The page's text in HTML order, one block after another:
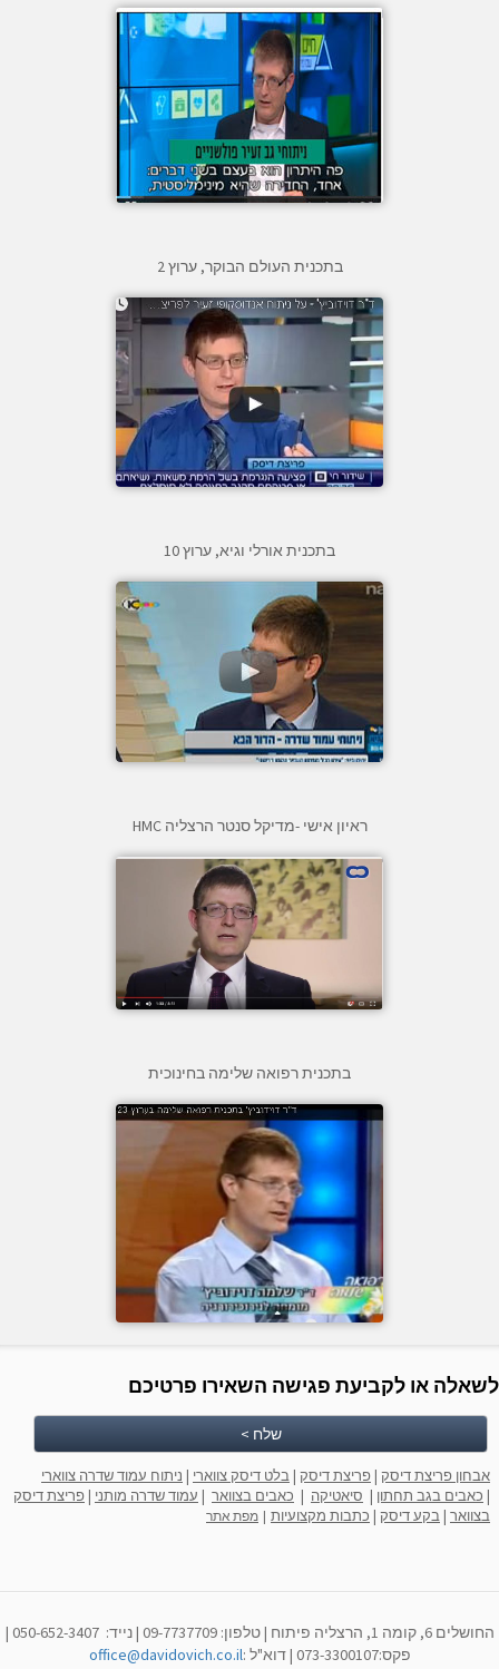
בתכנית העולם הבוקר, ערוץ 2
בתכנית אורלי וגיא, ערוץ 10
ראיון אישי -מדיקל סנטר הרצליה HMC
בתכנית רפואה שלימה בחינוכית
לשאלה או לקביעת פגישה השאירו פרטיכם
שלח >
אבחון פריצת דיסק | פריצת דיסק | בלט דיסק צווארי | ניתוח עמוד שדרה צווארי
| כאבים בגב תחתון | סיאטיקה | כאבים בצוואר | עמוד שדרה מותני | פריצת דיסק
בצוואר | בקע דיסק | כתבות מקצועיות | מפת אתר
החושלים 6, קומה 1, הרצליה פיתוח | טלפון: 09-7737709 | נייד: 050-652-3407 |
פקס:073-3300107 | דוא"ל
:
office@davidovich.co.il